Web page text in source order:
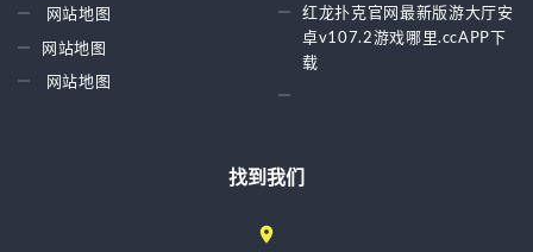
网站地图
网站地图
网站地图
红龙扑克官网最新版游大厅安
卓v107.2游戏哪里.ccAPP下
载
找到我们